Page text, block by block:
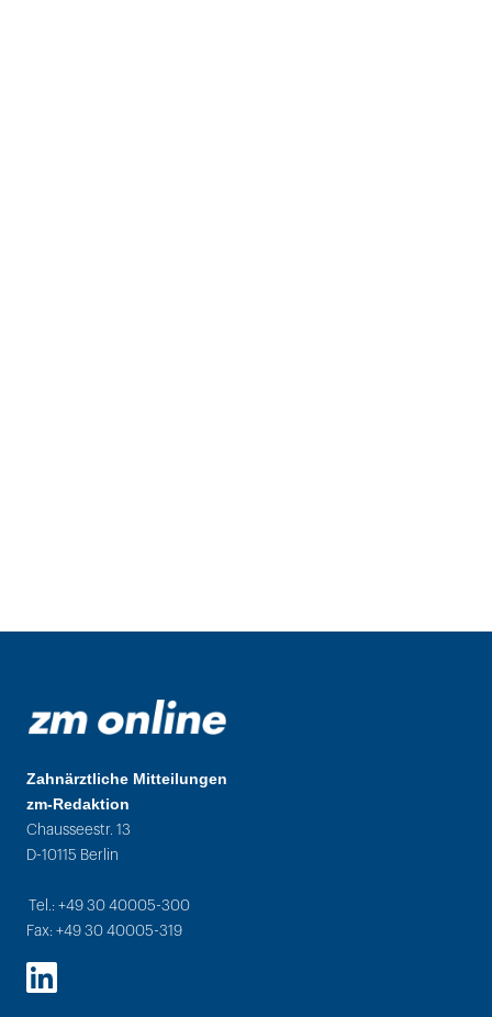
Zahnärztliche Mitteilungen
zm-Redaktion
Chausseestr. 13
D-10115 Berlin
Tel.: +49 30 40005-300
Fax: +49 30 40005-319
LinkedIn